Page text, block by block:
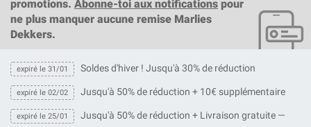
promotions. Abonne-toi aux notifications pour
ne plus manquer aucune remise Marlies
Dekkers.
expiré le 31/01 Soldes d'hiver ! Jusqu'à 30% de réduction
expiré le 02/02 Jusqu'à 50% de réduction + 10€ supplémentaire
expiré le 25/01
Jusqu'à 50% de réduction + Livraison gratuite —